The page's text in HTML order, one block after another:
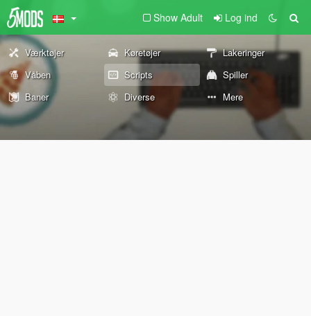
Show Adult Log ind
Værktøjer Køretøjer
Lakeringer
Våben
Scripts
Spiller
Baner
Diverse Mere